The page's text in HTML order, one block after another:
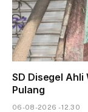
SD Disegel Ahli
Pulang
06-08-2026 - 12.30